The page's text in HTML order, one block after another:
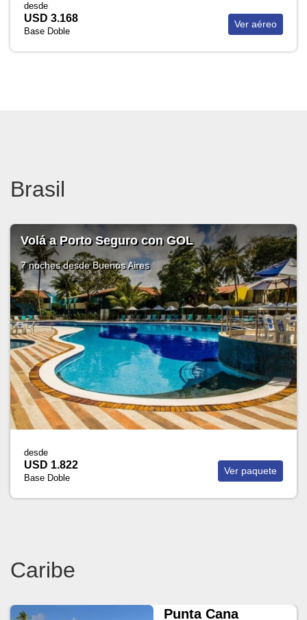
desde
USD 3.168
Base Doble
Ver aéreo
Brasil
Volá a Porto Seguro con GOL
7 nochesdesde Buenos Aires
desde
USD 1.822
Base Doble
Ver paquete
Caribe
Punta Cana